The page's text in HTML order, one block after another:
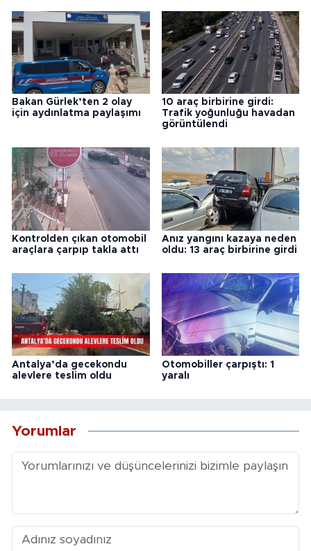
Bakan Gürlek’ten 2 olay
için aydınlatma paylaşımı
10 araç birbirine girdi:
Trafik yoğunluğu havadan
görüntülendi
Kontrolden çıkan otomobil
araçlara çarpıp takla attı
Anız yangını kazaya neden
oldu: 13 araç birbirine girdi
Antalya’da gecekondu
alevlere teslim oldu
Otomobiller çarpıştı: 1
yaralı
Yorumlar